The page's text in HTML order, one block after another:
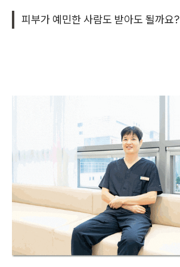
피부가 예민한 사람도 받아도 될까요?